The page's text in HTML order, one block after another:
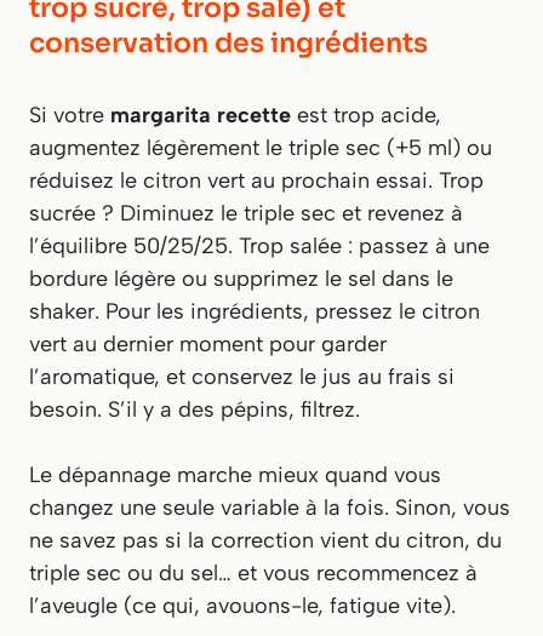
trop sucré, trop salé) et
conservation des ingrédients
Si votre margarita recette est trop acide,
augmentez légèrement le triple sec (+5 ml) ou
réduisez le citron vert au prochain essai. Trop
sucrée ? Diminuez le triple sec et revenez à
l’équilibre 50/25/25. Trop salée : passez à une
bordure légère ou supprimez le sel dans le
shaker. Pour les ingrédients, pressez le citron
vert au dernier moment pour garder
l’aromatique, et conservez le jus au frais si
besoin. S’il y a des pépins, filtrez.
Le dépannage marche mieux quand vous
changez une seule variable à la fois. Sinon, vous
ne savez pas si la correction vient du citron, du
triple sec ou du sel… et vous recommencez à
l’aveugle (ce qui, avouons-le, fatigue vite).